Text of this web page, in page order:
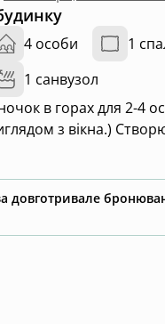
4 особи
1
1 санвузол
в горах для 2-4
Створюйте особливі
довготривале